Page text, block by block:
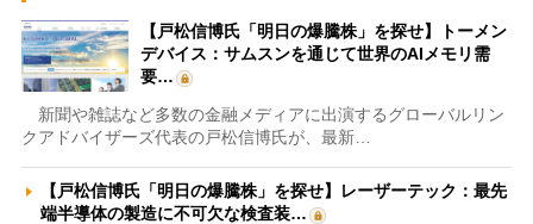
【戸松信博氏「明日の爆騰株」を探せ】トーメン
デバイス：サムスンを通じて世界のAIメモリ需
要…
新聞や雑誌など多数の金融メディアに出演するグローバルリン
クアドバイザーズ代表の戸松信博氏が、最新…
【戸松信博氏「明日の爆騰株」を探せ】レーザーテック：最先
端半導体の製造に不可欠な検査装…